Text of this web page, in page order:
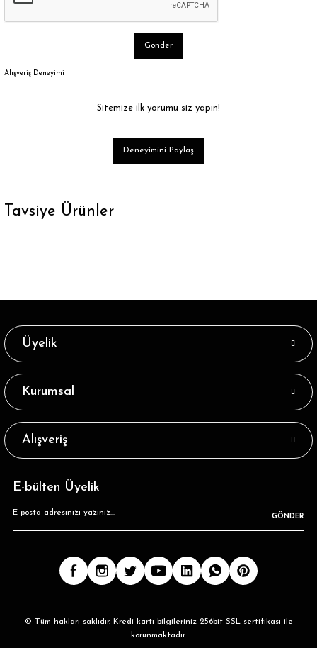
Gönder
Alışveriş Deneyimi
Sitemize ilk yorumu siz yapın!
Deneyimini Paylaş
Tavsiye Ürünler
Tükendi
Bambu Mavi Kısa Soket Çorap Brogetti
38,39 ₺
Bambu Füme Kısa Soket Çorap Brogetti
Pembe Bambu Kısa Soket Çorap Brogetti
Üyelik
Kurumsal
Alışveriş
E-bülten Üyelik
GÖNDER
© Tüm hakları saklıdır. Kredi kartı bilgileriniz 256bit SSL sertifikası ile
korunmaktadır.